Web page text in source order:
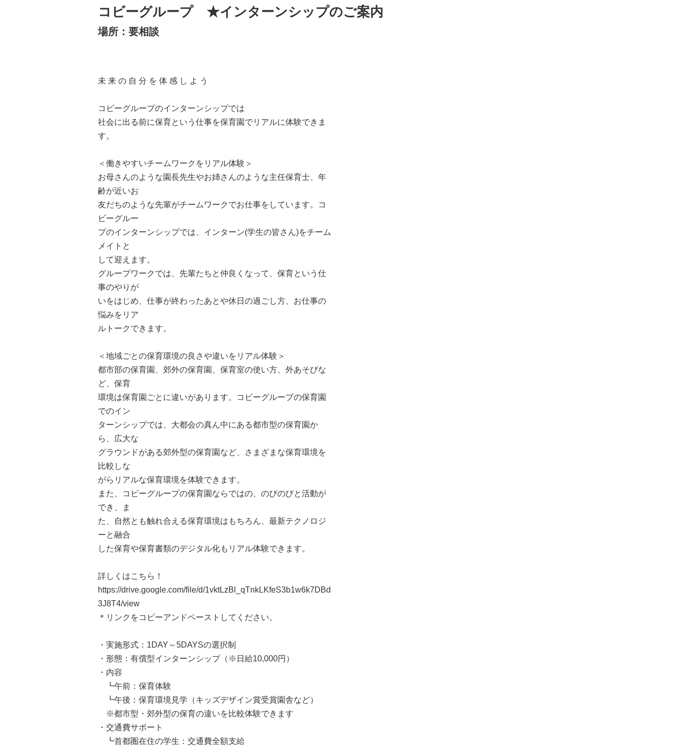
コビーグループ ★インターンシップのご案内
場所：要相談
未 来 の 自 分 を 体 感 し よ う
コビーグループのインターンシップでは
社会に出る前に保育という仕事を保育園でリアルに体験できま
す。
＜働きやすいチームワークをリアル体験＞
お母さんのような園長先生やお姉さんのような主任保育士、年
齢が近いお
友だちのような先輩がチームワークでお仕事をしています。コ
ビーグルー
プのインターンシップでは、インターン(学生の皆さん)をチーム
メイトと
して迎えます。
グループワークでは、先輩たちと仲良くなって、保育という仕
事のやりが
いをはじめ、仕事が終わったあとや休日の過ごし方、お仕事の
悩みをリア
ルトークできます。
＜地域ごとの保育環境の良さや違いをリアル体験＞
都市部の保育園、郊外の保育園、保育室の使い方、外あそびな
ど、保育
環境は保育園ごとに違いがあります。コビーグループの保育園
でのイン
ターンシップでは、大都会の真ん中にある都市型の保育園か
ら、広大な
グラウンドがある郊外型の保育園など、さまざまな保育環境を
比較しな
がらリアルな保育環境を体験できます。
また、コビーグループの保育園ならではの、のびのびと活動が
でき、ま
た、自然とも触れ合える保育環境はもちろん、最新テクノロジ
ーと融合
した保育や保育書類のデジタル化もリアル体験できます。
詳しくはこちら！
https://drive.google.com/file/d/1vktLzBl_qTnkLKfeS3b1w6k7DBd
3J8T4/view
＊リンクをコピーアンドペーストしてください。
・実施形式：1DAY～5DAYSの選択制
・形態：有償型インターンシップ（※日給10,000円）
・内容
┗午前：保育体験
┗午後：保育環境見学（キッズデザイン賞受賞園舎など）
※都市型・郊外型の保育の違いを比較体験できます
・交通費サポート
┗首都圏在住の学生：交通費全額支給